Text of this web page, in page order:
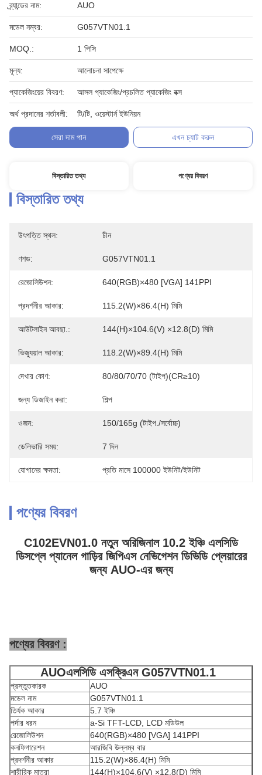
ব্র্যান্ডের নাম: AUO
মডেল নম্বর: G057VTN01.1
MOQ.: 1 পিসি
মূল্য: আলোচনা সাপেক্ষে
প্যাকেজিংয়ের বিবরণ: আসল প্যাকেজিং/প্রচলিত প্যাকেজিং বক্স
অর্থ প্রদানের শর্তাবলী: টি/টি, ওয়েস্টার্ন ইউনিয়ন
সেরা দাম পান এখন চ্যাট করুন
বিস্তারিত তথ্য পণ্যের বিবরণ
বিস্তারিত তথ্য
উৎপত্তি স্থল: চীন
ণশড: G057VTN01.1
রেজোলিউশন: 640(RGB)×480 [VGA] 141PPI
প্রদর্শনীর আকার: 115.2(W)×86.4(H) মিমি
আউটলাইন আবছা.: 144(H)×104.6(V) ×12.8(D) মিমি
ভিজ্যুয়াল আকার: 118.2(W)×89.4(H) মিমি
দেখার কোণ: 80/80/70/70 (টাইপ)(CR≥10)
জন্য ডিজাইন করা: শিল্প
ওজন: 150/165g (টাইপ./সর্বোচ্চ)
ডেলিভারি সময়: 7 দিন
যোগানের ক্ষমতা: প্রতি মাসে 100000 ইউনিট/ইউনিট
পণ্যের বিবরণ
C102EVN01.0 নতুন অরিজিনাল 10.2 ইঞ্চি এলসিডি
ডিসপ্লে প্যানেল গাড়ির জিপিএস নেভিগেশন ডিভিডি প্লেয়ারের
জন্য AUO-এর জন্য
পণ্যের বিবরণ :
AUOএলসিডি এসক্রিএন G057VTN01.1
প্রস্তুতকারক
AUO
মডেল নাম
G057VTN01.1
তির্যক আকার
5.7 ইঞ্চি
পর্দার ধরন
a-Si TFT-LCD, LCD মডিউল
রেজোলিউশন
640(RGB)×480 [VGA] 141PPI
কনফিগারেশন
আরজিবি উল্লম্ব বার
প্রদর্শনীর আকার
115.2(W)×86.4(H) মিমি
শারীরিক মাত্রা
144(H)×104.6(V) ×12.8(D) মিমি